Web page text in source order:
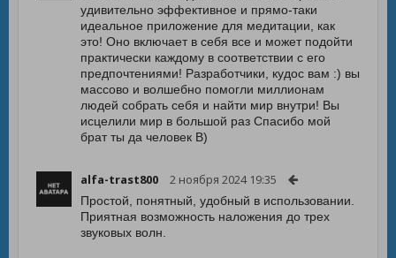
удивительно эффективное и прямо-таки
идеальное приложение для медитации, как
это! Оно включает в себя все и может подойти
практически каждому в соответствии с его
предпочтениями! Разработчики, кудос вам :) вы
массово и волшебно помогли миллионам
людей собрать себя и найти мир внутри! Вы
исцелили мир в большой раз Спасибо мой
брат ты да человек B)
alfa-trast800 2 ноября 2024 19:35
Простой, понятный, удобный в использовании.
Приятная возможность наложения до трех
звуковых волн.